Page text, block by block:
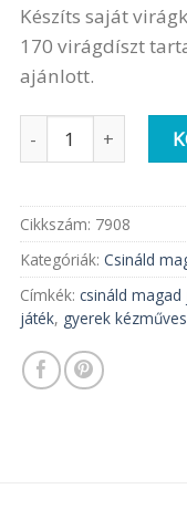
Készíts saját
170 virágdíszt
ajánlott.
Djeco Csináld
Cikkszám: 7908
Kategóriák: Csináld
Címkék: csináld magad
játék, gyerek